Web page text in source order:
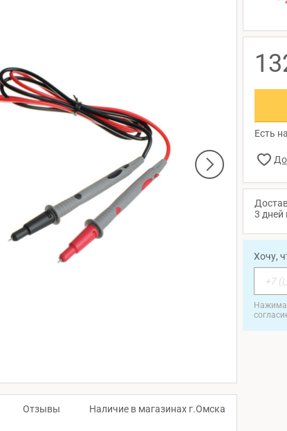
Есть
3 дней
Хочу,
Отзывы Наличие в магазинах г.Омска